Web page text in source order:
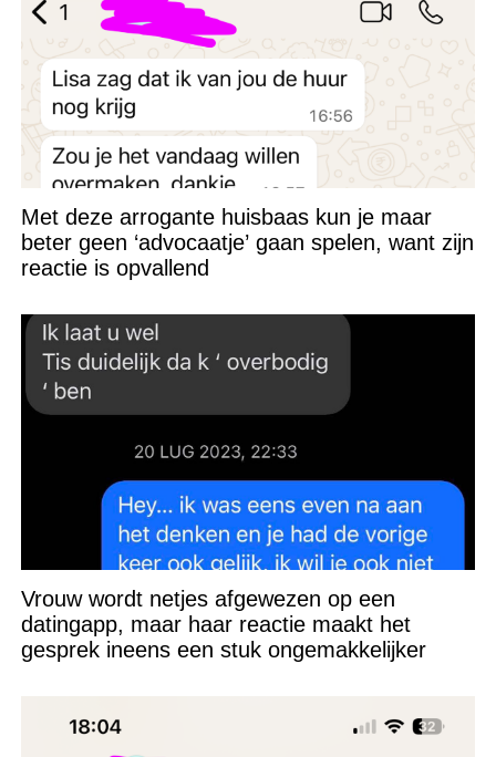
Met deze arrogante huisbaas kun je maar
beter geen ‘advocaatje’ gaan spelen, want zijn
reactie is opvallend
Vrouw wordt netjes afgewezen op een
datingapp, maar haar reactie maakt het
gesprek ineens een stuk ongemakkelijker